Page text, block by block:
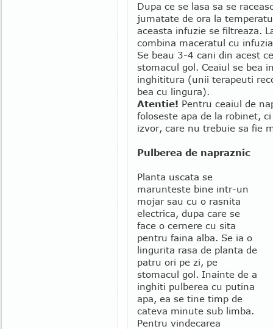
Dupa ce se lasa sa se
jumatate de ora la
aceasta infuzie se filtreaza.
combina maceratul cu
Se beau 3-4 cani din acest
stomacul gol. Ceaiul se bea
inghititura (unii terapeuti
bea cu lingura).
Atentie! Pentru ceaiul de
foloseste apa de la robinet,
izvor, care nu trebuie sa fie
Pulberea de napraznic
Planta uscata se
marunteste bine intr-un
mojar sau cu o rasnita
electrica, dupa care se
face o cernere cu sita
pentru faina alba. Se ia o
lingurita rasa de planta de
patru ori pe zi, pe
stomacul gol. Inainte de a
inghiti pulberea cu putina
apa, ea se tine timp de
cateva minute sub limba.
Pentru vindecarea